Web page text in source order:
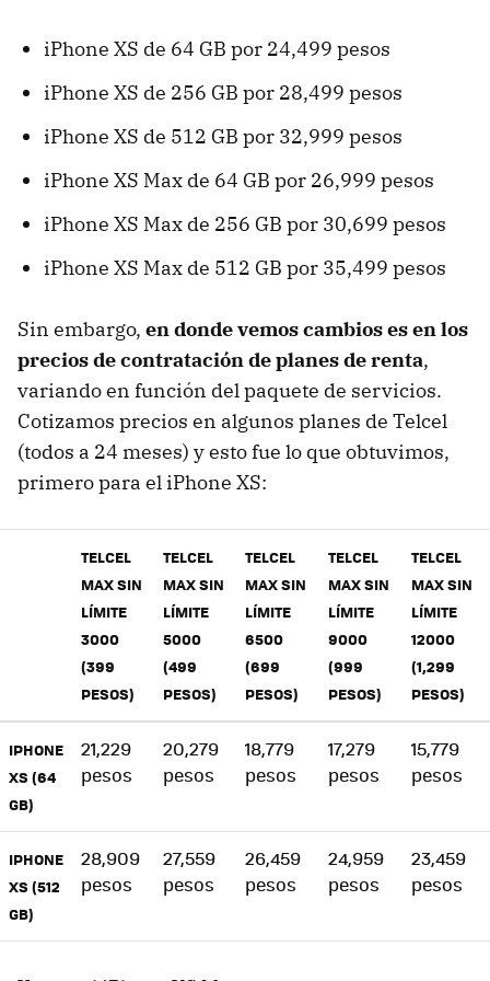
iPhone XS de 64 GB por 24,499 pesos
iPhone XS de 256 GB por 28,499 pesos
iPhone XS de 512 GB por 32,999 pesos
iPhone XS Max de 64 GB por 26,999 pesos
iPhone XS Max de 256 GB por 30,699 pesos
iPhone XS Max de 512 GB por 35,499 pesos
Sin embargo, en donde vemos cambios es en los
precios de contratación de planes de renta,
variando en función del paquete de servicios.
Cotizamos precios en algunos planes de Telcel
(todos a 24 meses) y esto fue lo que obtuvimos,
primero para el iPhone XS:
TELCEL
MAX SIN
LÍMITE
3000
(399
PESOS)
TELCEL
MAX SIN
LÍMITE
5000
(499
PESOS)
TELCEL
MAX SIN
LÍMITE
6500
(699
PESOS)
TELCEL
MAX SIN
LÍMITE
9000
(999
PESOS)
TELCEL
MAX SIN
LÍMITE
12000
(1,299
PESOS)
IPHONE
XS (64
GB)
21,229
pesos
20,279
pesos
18,779
pesos
17,279
pesos
15,779
pesos
IPHONE
XS (512
GB)
28,909
pesos
27,559
pesos
26,459
pesos
24,959
pesos
23,459
pesos